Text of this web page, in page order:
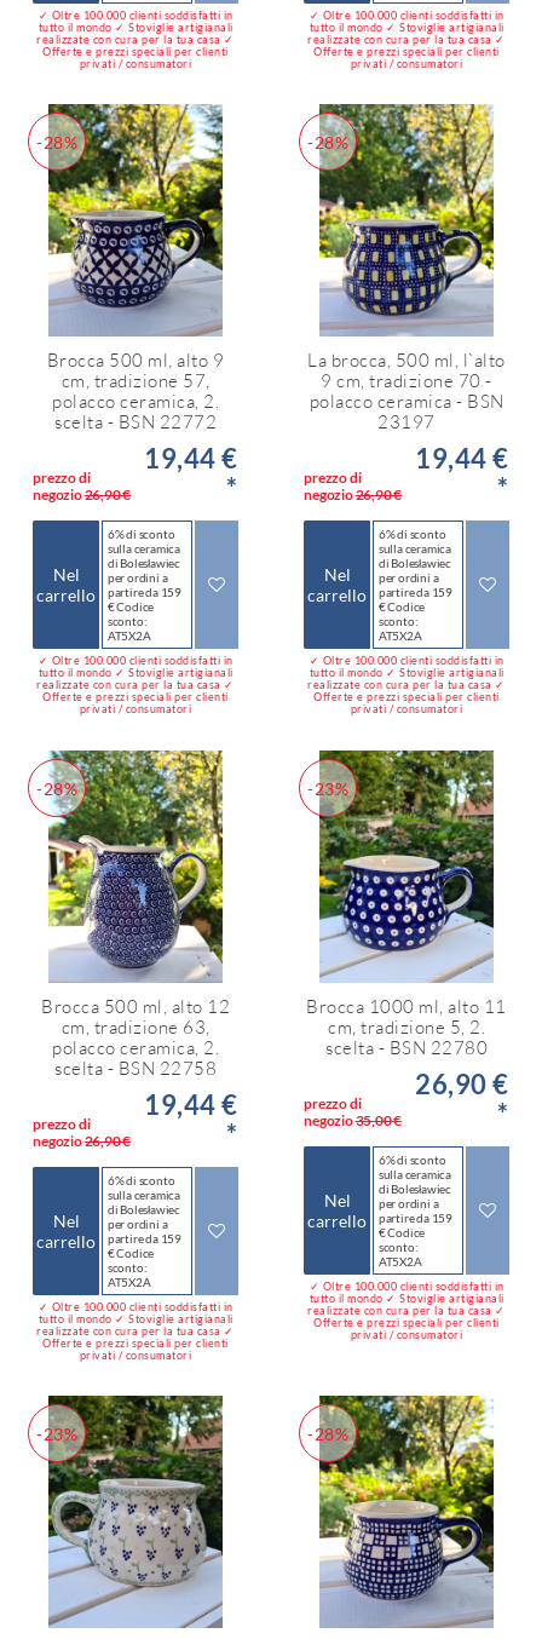
✓ Oltre 100.000 clienti soddisfatti in
tutto il mondo ✓ Stoviglie artigianali
realizzate con cura per la tua casa ✓
Offerte e prezzi speciali per clienti
privati / consumatori
✓ Oltre 100.000 clienti soddisfatti in
tutto il mondo ✓ Stoviglie artigianali
realizzate con cura per la tua casa ✓
Offerte e prezzi speciali per clienti
privati / consumatori
-28%
Brocca 500 ml, alto 9
cm, tradizione 57,
polacco ceramica, 2.
scelta - BSN 22772
prezzo di
negozio26,90 €
19,44 €
*
Nel
carrello
6% di sconto
sulla ceramica
di Bolesławiec
per ordini a
partire da 159
€ Codice
sconto:
AT5X2A
✓ Oltre 100.000 clienti soddisfatti in
tutto il mondo ✓ Stoviglie artigianali
realizzate con cura per la tua casa ✓
Offerte e prezzi speciali per clienti
privati / consumatori
-28%
La brocca, 500 ml, l`alto
9 cm, tradizione 70 -
polacco ceramica - BSN
23197
prezzo di
negozio26,90 €
19,44 €
*
Nel
carrello
6% di sconto
sulla ceramica
di Bolesławiec
per ordini a
partire da 159
€ Codice
sconto:
AT5X2A
✓ Oltre 100.000 clienti soddisfatti in
tutto il mondo ✓ Stoviglie artigianali
realizzate con cura per la tua casa ✓
Offerte e prezzi speciali per clienti
privati / consumatori
-28%
Brocca 500 ml, alto 12
cm, tradizione 63,
polacco ceramica, 2.
scelta - BSN 22758
prezzo di
negozio26,90 €
19,44 €
*
Nel
carrello
6% di sconto
sulla ceramica
di Bolesławiec
per ordini a
partire da 159
€ Codice
sconto:
AT5X2A
✓ Oltre 100.000 clienti soddisfatti in
tutto il mondo ✓ Stoviglie artigianali
realizzate con cura per la tua casa ✓
Offerte e prezzi speciali per clienti
privati / consumatori
-23%
Brocca 1000 ml, alto 11
cm, tradizione 5, 2.
scelta - BSN 22780
prezzo di
negozio35,00 €
26,90 €
*
Nel
carrello
6% di sconto
sulla ceramica
di Bolesławiec
per ordini a
partire da 159
€ Codice
sconto:
AT5X2A
✓ Oltre 100.000 clienti soddisfatti in
tutto il mondo ✓ Stoviglie artigianali
realizzate con cura per la tua casa ✓
Offerte e prezzi speciali per clienti
privati / consumatori
-23% -28%